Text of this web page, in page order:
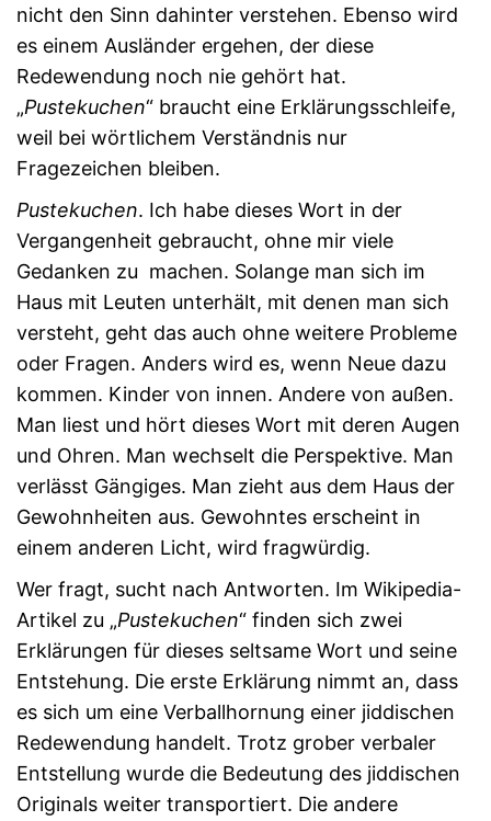
nicht den Sinn dahinter verstehen. Ebenso wird
es einem Ausländer ergehen, der diese
Redewendung noch nie gehört hat.
„Pustekuchen“ braucht eine Erklärungsschleife,
weil bei wörtlichem Verständnis nur
Fragezeichen bleiben.
Pustekuchen. Ich habe dieses Wort in der
Vergangenheit gebraucht, ohne mir viele
Gedanken zu machen. Solange man sich im
Haus mit Leuten unterhält, mit denen man sich
versteht, geht das auch ohne weitere Probleme
oder Fragen. Anders wird es, wenn Neue dazu
kommen. Kinder von innen. Andere von außen.
Man liest und hört dieses Wort mit deren Augen
und Ohren. Man wechselt die Perspektive. Man
verlässt Gängiges. Man zieht aus dem Haus der
Gewohnheiten aus. Gewohntes erscheint in
einem anderen Licht, wird fragwürdig.
Wer fragt, sucht nach Antworten. Im Wikipedia-
Artikel zu „Pustekuchen“ finden sich zwei
Erklärungen für dieses seltsame Wort und seine
Entstehung. Die erste Erklärung nimmt an, dass
es sich um eine Verballhornung einer jiddischen
Redewendung handelt. Trotz grober verbaler
Entstellung wurde die Bedeutung des jiddischen
Originals weiter transportiert. Die andere